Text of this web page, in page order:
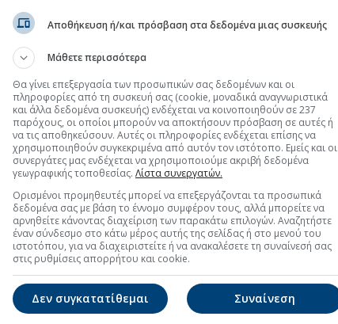
Αποθήκευση ή/και πρόσβαση στα δεδομένα μιας συσκευής
Μάθετε περισσότερα
Θα γίνει επεξεργασία των προσωπικών σας δεδομένων και οι
πληροφορίες από τη συσκευή σας (cookie, μοναδικά αναγνωριστικά
και άλλα δεδομένα συσκευής) ενδέχεται να κοινοποιηθούν σε 237
παρόχους, οι οποίοι μπορούν να αποκτήσουν πρόσβαση σε αυτές ή
να τις αποθηκεύσουν. Αυτές οι πληροφορίες ενδέχεται επίσης να
χρησιμοποιηθούν συγκεκριμένα από αυτόν τον ιστότοπο. Εμείς και οι
συνεργάτες μας ενδέχεται να χρησιμοποιούμε ακριβή δεδομένα
γεωγραφικής τοποθεσίας. Λίστα συνεργατών.
Ορισμένοι προμηθευτές μπορεί να επεξεργάζονται τα προσωπικά
δεδομένα σας με βάση το έννομο συμφέρον τους, αλλά μπορείτε να
αρνηθείτε κάνοντας διαχείριση των παρακάτω επιλογών. Αναζητήστε
έναν σύνδεσμο στο κάτω μέρος αυτής της σελίδας ή στο μενού του
ιστοτόπου, για να διαχειριστείτε ή να ανακαλέσετε τη συναίνεσή σας
στις ρυθμίσεις απορρήτου και cookie.
Συναίνεση
Δεν συγκατατίθεμαι